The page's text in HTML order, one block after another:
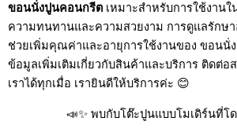
ขอนนั่งปูนคอนกรีตเหมาะสำหรับการใช้งาน
ความทนทานและความสวยงาม การดูแลรักษา
ช่วยเพิ่มคุณค่าและอายุการใช้งานของ ขอนนั่
ข้อมูลเพิ่มเติมเกี่ยวกับสินค้าและบริการ ติดต่อ
เราได้ทุกเมื่อ เรายินดีให้บริการค่ะ 😊
📣✨ พบกับโต๊ะปูนแบบโมเดิร์นที่โด